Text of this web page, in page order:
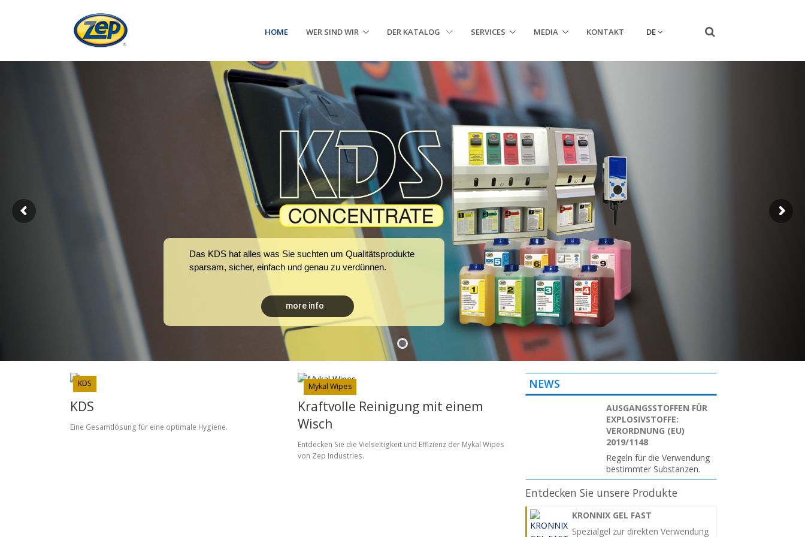
HOME WER SIND WIR DER KATALOG SERVICES MEDIA KONTAKT DE
Das KDS hat alles was Sie suchten um Qualitätsprodukte
sparsam, sicher, einfach und genau zu verdünnen.
more info
KDS
KDS
Eine Gesamtlösung für eine optimale Hygiene.
Mykal Wipes
Kraftvolle Reinigung mit einem
Wisch
Entdecken Sie die Vielseitigkeit und Effizienz der Mykal Wipes
von Zep Industries.
NEWS
AUSGANGSSTOFFEN FÜR
EXPLOSIVSTOFFE:
VERORDNUNG (EU)
2019/1148
Regeln für die Verwendung
bestimmter Substanzen.
Entdecken Sie unsere Produkte
KRONNIX GEL FAST
Spezialgel zur direkten Verwendung